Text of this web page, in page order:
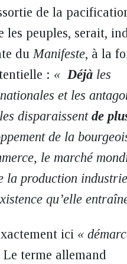
de la
les peuples, serait,
duManifeste, à la
: « Déjà les
et les
disparaissent de
de la
le marché
la production
qu’elle
ici «
Le terme allemand